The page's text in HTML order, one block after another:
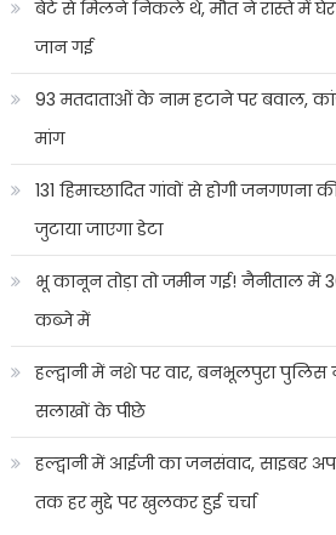
बेटे से मिलने निकले थे, मौत ने रास्ते में
जान गई
93 मतदाताओं के नाम हटाने पर बवाल,
मांग
131 हिमाच्छादित गांवों से होगी
जुटाया जाएगा डेटा
भू कानून तोड़ा तो जमीन गई! नैनीताल में
कब्जे में
हल्द्वानी में नशे पर वार, बनभूलपुरा
सलाखों के पीछे
हल्द्वानी में आईजी का जनसंवाद, साइबर
तक हर मुद्दे पर खुलकर हुई चर्चा